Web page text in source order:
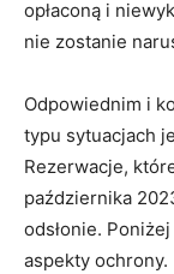
opłaconą i
nie zostanie
Odpowiednim i
typu sytuacjach
Rezerwacje,
października
odsłonie.
aspekty ochrony.